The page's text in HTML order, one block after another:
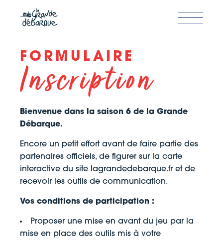
content
FORMULAIRE
Inscription
Bienvenue dans la saison 6 de la Grande
Débarque.
Encore un petit effort avant de faire partie des
partenaires officiels, de figurer sur la carte
interactive du site lagrandedebarque.fr et de
recevoir les outils de communication.
Vos conditions de participation :
Proposer une mise en avant du jeu par la
mise en place des outils mis à votre